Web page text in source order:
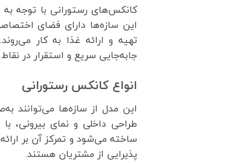
کانکس‌های رستورانی با توجه
این سازه‌ها دارای فضای
تهیه و ارائه غذا به کار می‌روند.
جابه‌جایی سریع و استقرار در
انواع کانکس رستورانی
این مدل از سازه‌ها می‌توانند
طراحی داخلی و نمای بیرونی،
ساخته می‌شود و تمرکز آن بر
پذیرایی از مشتریان هستند.